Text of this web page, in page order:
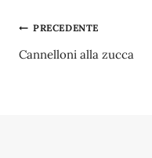
Navigazione
articoli
PRECEDENTE
Cannelloni alla zucca